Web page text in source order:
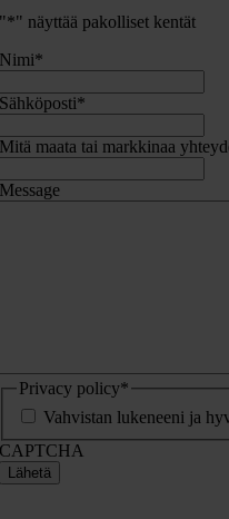
"*" näyttää pakolliset kentät
Nimi*
Sähköposti*
Mitä maata tai markkinaa
Message
Privacy policy*
Vahvistan lukeneeni ja
CAPTCHA
Lähetä